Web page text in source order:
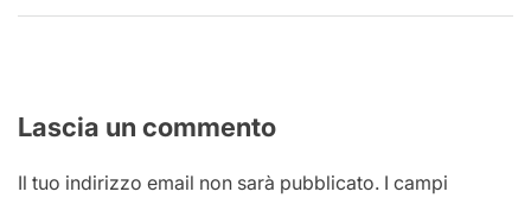
Lascia un commento
Il tuo indirizzo email non sarà pubblicato. I campi